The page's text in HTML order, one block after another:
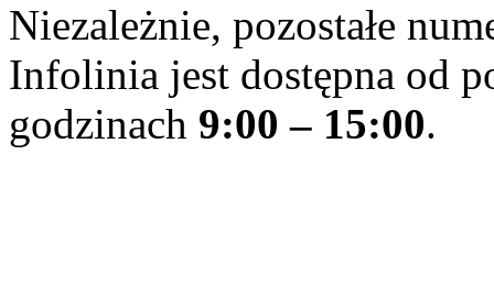
Niezależnie, pozostałe
Infolinia jest dostępna od
godzinach 9:00 – 15:00.